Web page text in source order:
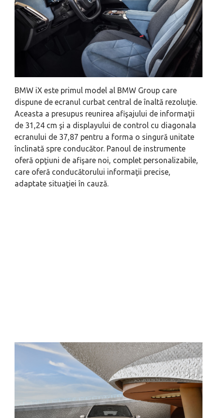
BMW iX este primul model al BMW Group care
dispune de ecranul curbat central de înaltă rezoluţie.
Aceasta a presupus reunirea afişajului de informaţii
de 31,24 cm şi a displayului de control cu diagonala
ecranului de 37,87 pentru a forma o singură unitate
înclinată spre conducător. Panoul de instrumente
oferă opţiuni de afişare noi, complet personalizabile,
care oferă conducătorului informaţii precise,
adaptate situaţiei în cauză.